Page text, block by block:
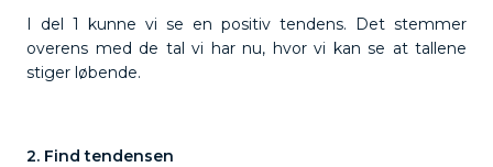
I del 1 kunne vi se en positiv tendens. Det stemmer
overens med de tal vi har nu, hvor vi kan se at tallene
stiger løbende.
2. Find tendensen